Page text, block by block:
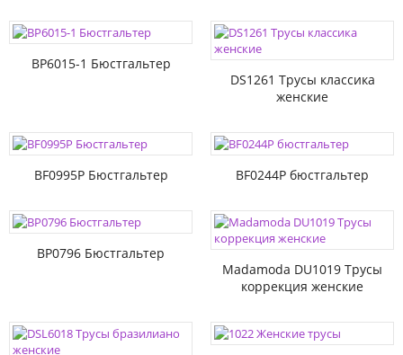
BP6015-1 Бюстгальтер
DS1261 Трусы классика
женские
BF0995P Бюстгальтер BF0244P бюстгальтер
BP0796 Бюстгальтер
Madamoda DU1019 Трусы
коррекция женские